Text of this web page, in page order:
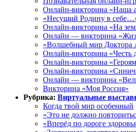
Онлайн-викторина «Наша
«Несущий Родину в
Онлайн-викторина «На
Онлайн — викторина
«Волшебный мир Доктора
Онлайн-викторина «Честь
Онлайн-викторина
Онлайн-викторина
Онлайн — викторина
Викторина «Моя Россия»
Рубрика: Виртуальные
Когда твой мир особенный
«Это не должно
«Вперёд по дороге